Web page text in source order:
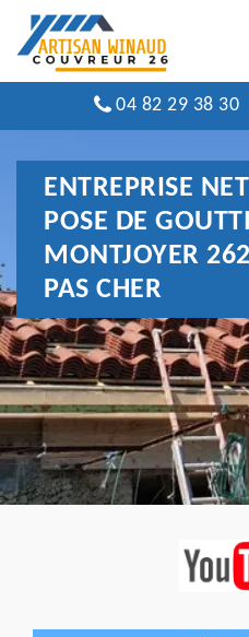
04 82 29 38 30
ENTREPRISE
POSE DE
MONTJOYER
PAS CHER